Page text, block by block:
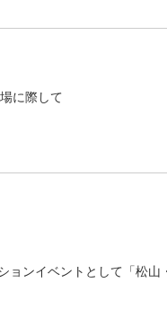
に際して
ョンイベントとして「松